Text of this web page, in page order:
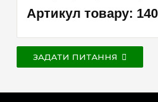
Артикул товару:
ЗАДАТИ ПИТАННЯ